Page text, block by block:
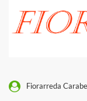
Fiorarreda